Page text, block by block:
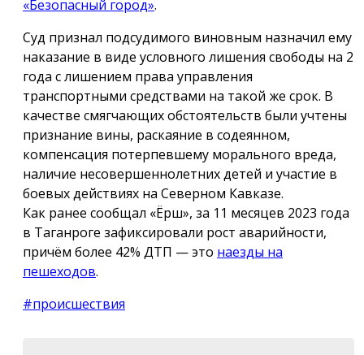
«Безопасный город».
Суд признал подсудимого виновным назначил ему
наказание в виде условного лишения свободы на 2
года с лишением права управления
транспортными средствами на такой же срок. В
качестве смягчающих обстоятельств были учтены
признание вины, раскаяние в содеянном,
компенсация потерпевшему морального вреда,
наличие несовершеннолетних детей и участие в
боевых действиях на Северном Кавказе.
Как ранее сообщал «Ёрш», за 11 месяцев 2023 года
в Таганроге зафиксировали рост аварийности,
причём более 42% ДТП — это наезды на
пешеходов.
#происшествия